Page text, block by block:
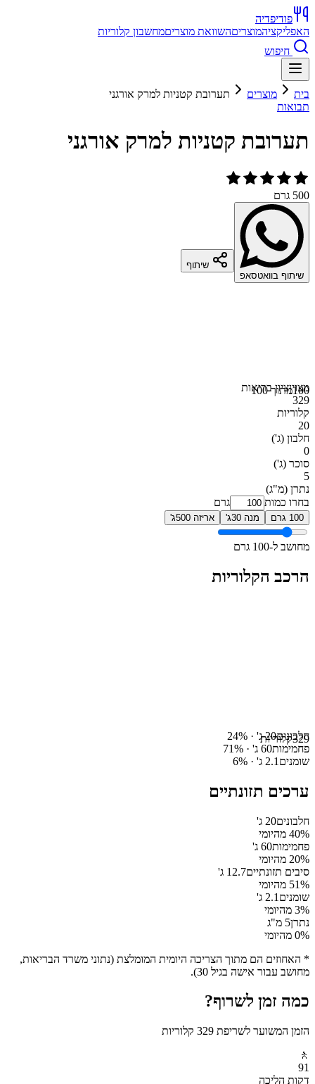
פודיפדיה
האפליקציהמוצריםהשוואת מוצריםמחשבון קלוריות
חיפוש
בית מוצרים
תערובת קטניות למרק אורגני
תבואות
תערובת קטניות למרק אורגני
500 גרם
שיתוף בוואטסאפ
שיתוף
100מתוך 100מצויןציון בריאות
329
קלוריות
20
חלבון (ג')
0
סוכר (ג')
5
נתרן (מ"ג)
בחרו כמות
גרם
100 גרם מנה 30ג' אריזה 500ג'
מחושב ל-100 גרם
הרכב הקלוריות
329קלוריותחלבונים20ג' · 24%
פחמימות60 ג' · 71%
שומנים 2.1 ג' · 6%
ערכים תזונתיים
חלבונים20 ג'
40% מהיומי
פחמימות60 ג'
20% מהיומי
סיבים תזונתיים12.7 ג'
51% מהיומי
שומנים 2.1 ג'
3% מהיומי
נתרן5 מ"ג
0% מהיומי
* האחוזים הם מתוך הצריכה היומית המומלצת (נתוני משרד הבריאות,
מחושב עבור אישה בגיל 30).
כמה זמן לשרוף?
הזמן המשוער לשריפת 329 קלוריות
🚶
91
דקות הליכה